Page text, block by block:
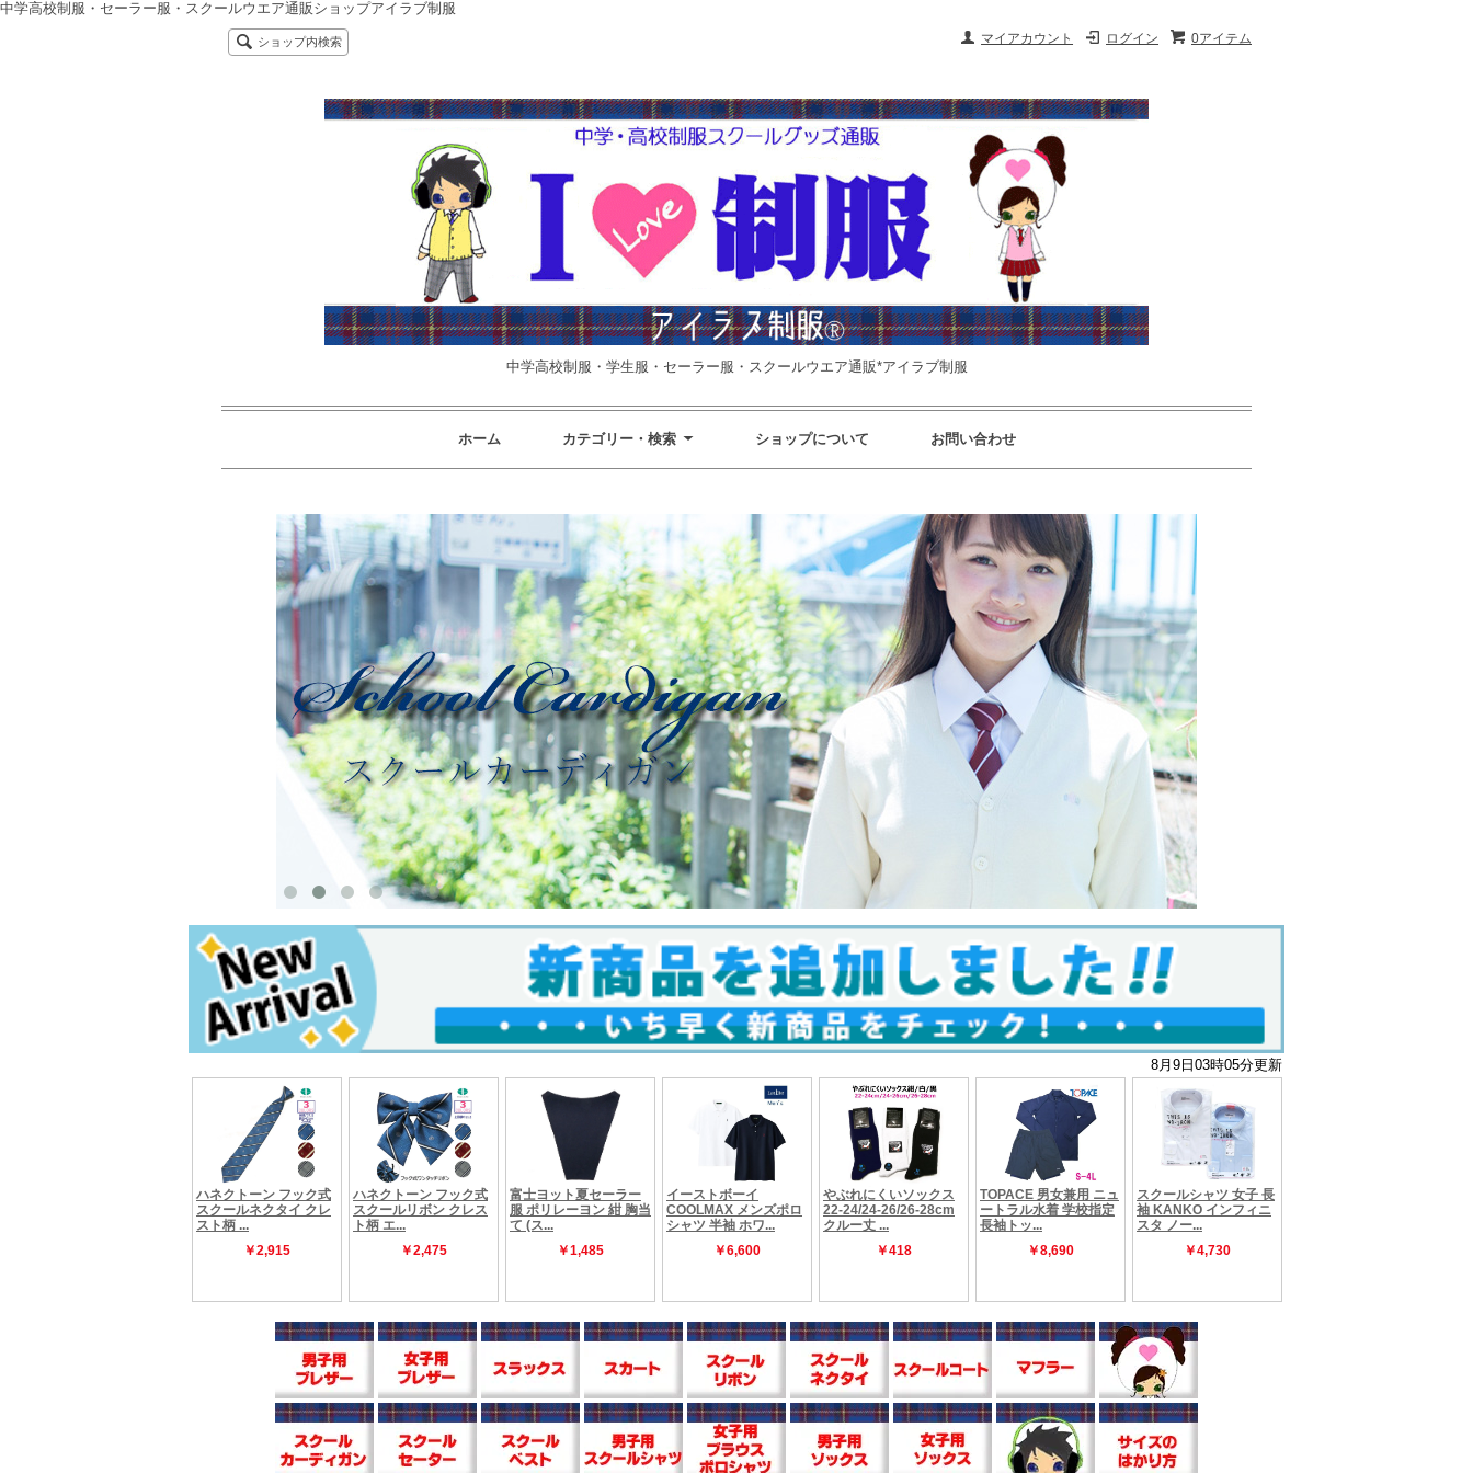
中学高校制服・セーラー服・スクールウエア通販ショップアイラブ制服
0アイテム
ログイン
マイアカウント
ショップ内検索
中学高校制服・学生服・セーラー服・スクールウエア通販*アイラブ制服
ホーム カテゴリー・検索 ショップについて お問い合わせ